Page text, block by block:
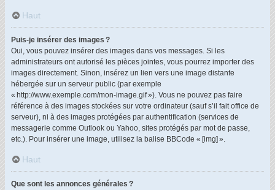
Haut
Puis-je insérer des images ?
Oui, vous pouvez insérer des images dans vos messages. Si les
administrateurs ont autorisé les pièces jointes, vous pourrez importer des
images directement. Sinon, insérez un lien vers une image distante
hébergée sur un serveur public (par exemple
« http://www.exemple.com/mon-image.gif »). Vous ne pouvez pas faire
référence à des images stockées sur votre ordinateur (sauf s’il fait office de
serveur), ni à des images protégées par authentification (services de
messagerie comme Outlook ou Yahoo, sites protégés par mot de passe,
etc.). Pour insérer une image, utilisez la balise BBCode « [img] ».
Haut
Que sont les annonces générales ?